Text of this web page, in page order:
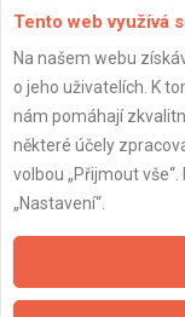
h
Předání
a
b
c
Tento web využívá
Na našem webu
o jeho uživatelích. K
nám pomáhají
některé účely
volbou „Přijmout
„Nastavení“.